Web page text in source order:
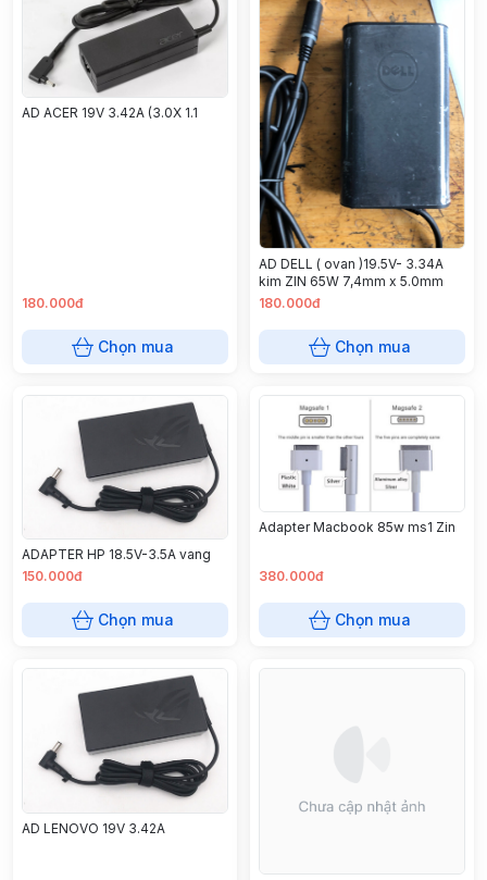
AD ACER 19V 3.42A (3.0X 1.1
180.000đ
Chọn mua
AD DELL ( ovan )19.5V- 3.34A
kim ZIN 65W 7,4mm x 5.0mm
180.000đ
Chọn mua
ADAPTER HP 18.5V-3.5A vang
150.000đ
Chọn mua
Adapter Macbook 85w ms1 Zin
380.000đ
Chọn mua
AD LENOVO 19V 3.42A